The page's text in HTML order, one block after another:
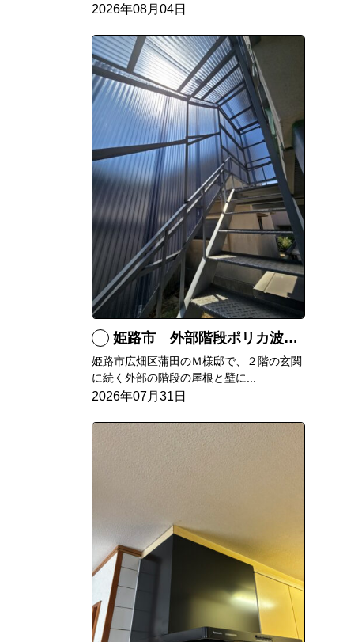
2026年08月04日
姫路市 外部階段ポリカ波板張替工事
姫路市広畑区蒲田のＭ様邸で、２階の玄関
に続く外部の階段の屋根と壁に...
2026年07月31日